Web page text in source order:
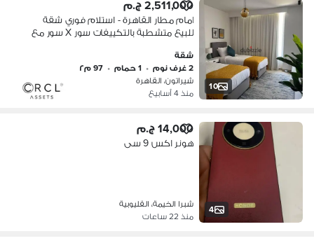
10
2,511,000 ج.م
امام مطار القاهرة - استلام فوري شقة
للبيع متشطبة بالتكييفات سور X سور مع
شقة
2 غرف نوم
• 1 حمام • 97 م٢
شيراتون، القاهرة
منذ 4 أسابيع
4
14,000 ج.م
هونر اكس 9 سى
شبرا الخيمة، القليوبية
منذ 22 ساعات